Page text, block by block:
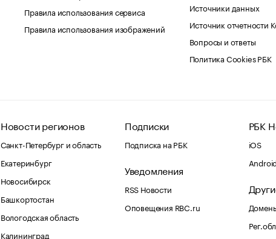
Правила использования сервиса
Правила использования изображений
Источники данных
Источник отчетности
Вопросы и ответы
Политика Cookies РБК
Новости регионов
Санкт-Петербург и область
Екатеринбург
Новосибирск
Башкортостан
Вологодская область
Калининград
Подписки
Подписка на РБК
Уведомления
RSS Новости
Оповещения RBC.ru
РБК
iOS